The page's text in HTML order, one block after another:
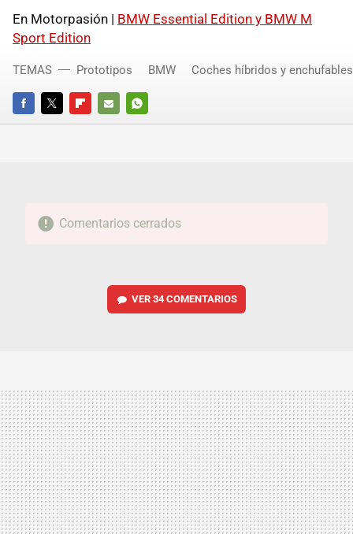
En Motorpasión | BMW Essential Edition y BMW M
Sport Edition
FACEBOOKTWITTERFLIPBOARD
E-
WHATSAPP
TEMAS Prototipos BMW Coches híbridos y enchufables
Comentarios cerrados
VER 34 COMENTARIOS